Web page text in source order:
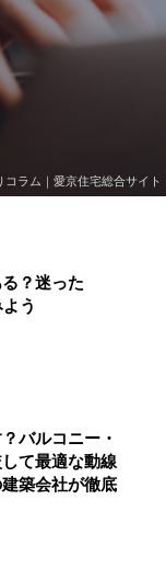
コラム｜愛京住宅総合サイト
？迷った
う
バルコニー・
て最適な動線
築会社が徹底